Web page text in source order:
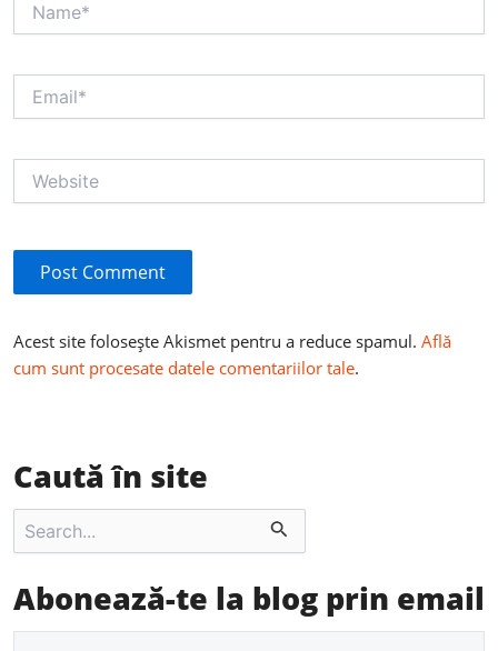
Acest site folosește Akismet pentru a reduce spamul. Află
cum sunt procesate datele comentariilor tale.
Caută în site
c
h
Abonează-te la blog prin email